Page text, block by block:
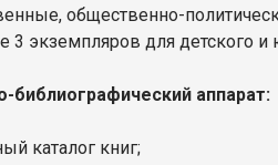
общественно-
3 экземпляров для детского
библиографический аппарат:
каталог книг;